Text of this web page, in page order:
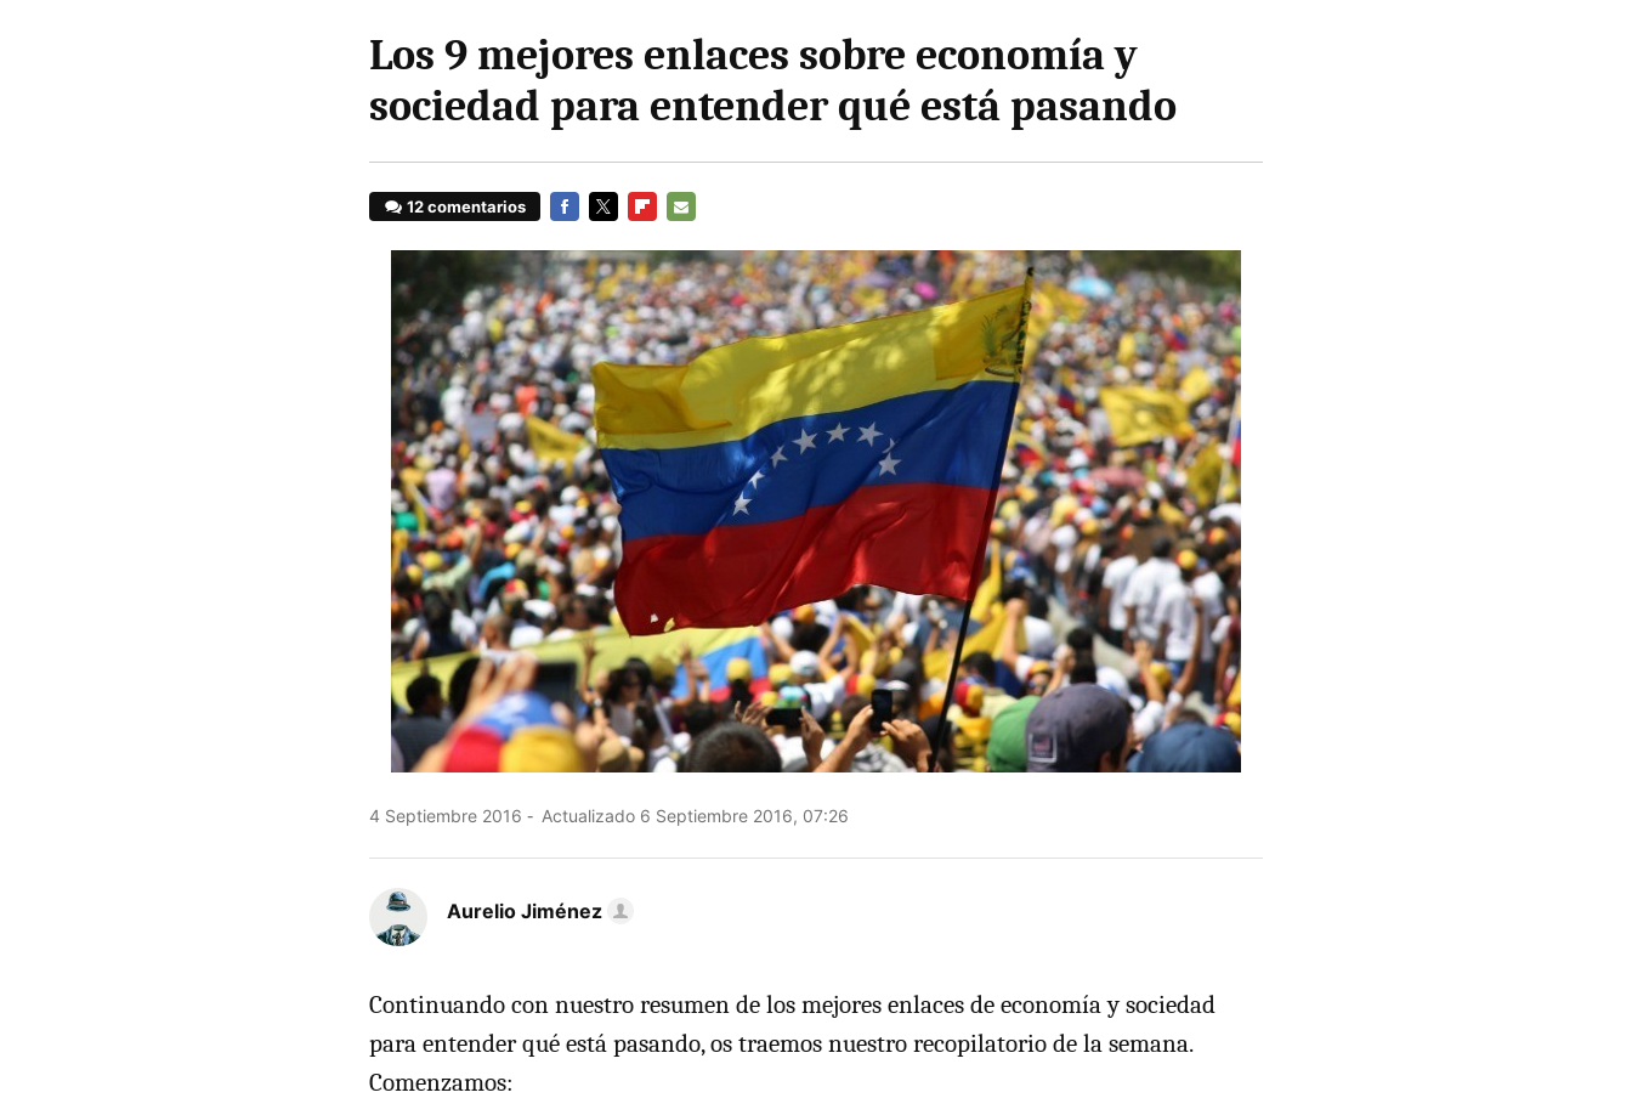
Los 9 mejores enlaces sobre economía y
sociedad para entender qué está pasando
12 comentarios
MAIL
4 Septiembre 2016 Actualizado 6 Septiembre 2016, 07:26
Aurelio Jiménez
Continuando con nuestro resumen de los mejores enlaces de economía y sociedad
para entender qué está pasando, os traemos nuestro recopilatorio de la semana.
Comenzamos: